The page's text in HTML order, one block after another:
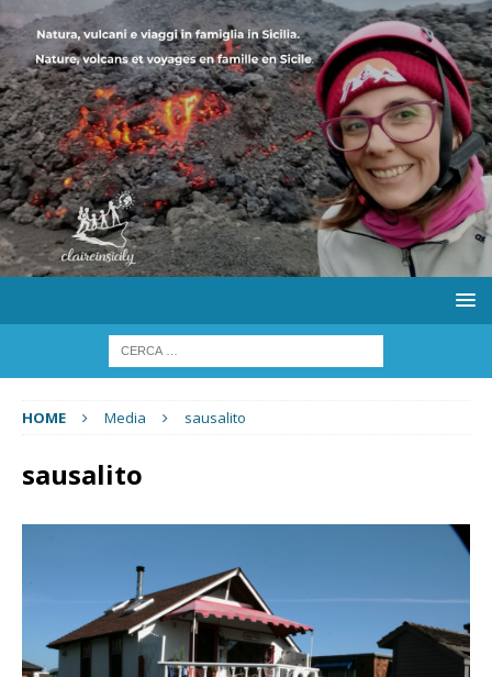
HOME Media sausalito
sausalito